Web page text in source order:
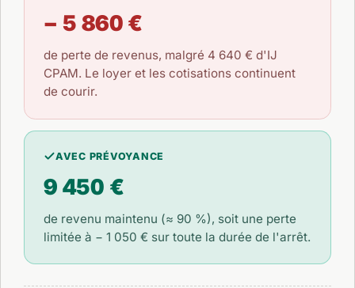
− 5 860 €
de perte de revenus, malgré 4 640 € d'IJ
CPAM. Le loyer et les cotisations continuent
de courir.
AVEC PRÉVOYANCE
9 450 €
de revenu maintenu (≈ 90 %), soit une perte
limitée à − 1 050 € sur toute la durée de l'arrêt.